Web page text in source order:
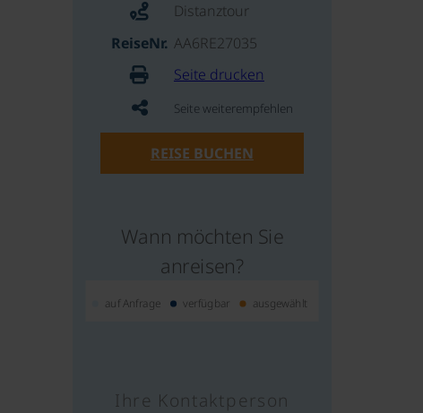
Distanztour
ReiseNr. AA6RE27035
Seite drucken
Seite weiterempfehlen
REISE BUCHEN
Wann möchten Sie
anreisen?
auf Anfrage verfügbar ausgewählt
Ihre Kontaktperson